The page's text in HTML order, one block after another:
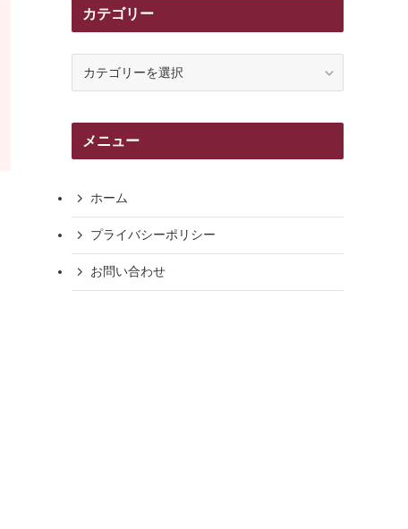
カテゴリー
リ
メニュー
ホーム
プライバシーポリシー
お問い合わせ